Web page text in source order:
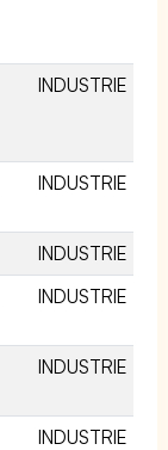
INDUSTRIE
INDUSTRIE
INDUSTRIE
INDUSTRIE
INDUSTRIE
INDUSTRIE